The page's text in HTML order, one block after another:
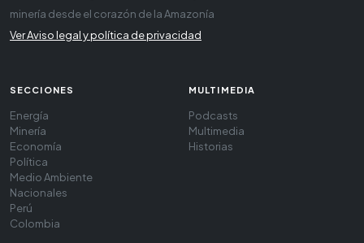
minería desde el corazón de la Amazonía
Ver Aviso legal y política de privacidad
SECCIONES
Energía
Minería
Economía
Política
Medio Ambiente
Nacionales
Perú
Colombia
MULTIMEDIA
Podcasts
Multimedia
Historias